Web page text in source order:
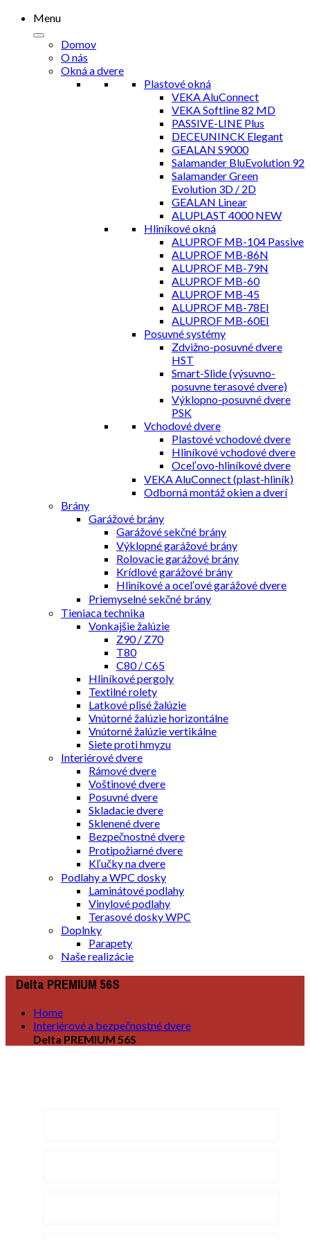
Menu
Domov
O nás
Okná a dvere
Plastové okná
VEKA AluConnect
VEKA Softline 82 MD
PASSIVE-LINE Plus
DECEUNINCK Elegant
GEALAN S9000
Salamander BluEvolution 92
Salamander Green
Evolution 3D / 2D
GEALAN Linear
ALUPLAST 4000 NEW
Hliníkové okná
ALUPROF MB-104 Passive
ALUPROF MB-86N
ALUPROF MB-79N
ALUPROF MB-60
ALUPROF MB-45
ALUPROF MB-78EI
ALUPROF MB-60EI
Posuvné systémy
Zdvižno-posuvné dvere
HST
Smart-Slide (výsuvno-
posuvne terasové dvere)
Výklopno-posuvné dvere
PSK
Vchodové dvere
Plastové vchodové dvere
Hliníkové vchodové dvere
Oceľovo-hliníkové dvere
VEKA AluConnect (plast-hliník)
Odborná montáž okien a dverí
Brány
Garážové brány
Garážové sekčné brány
Výklopné garážové brány
Rolovacie garážové brány
Krídlové garážové brány
Hliníkové a oceľové garážové dvere
Priemyselné sekčné brány
Tieniaca technika
Vonkajšie žalúzie
Z90 / Z70
T80
C80 / C65
Hliníkové pergoly
Textilné rolety
Latkové plisé žalúzie
Vnútorné žalúzie horizontálne
Vnútorné žalúzie vertikálne
Siete proti hmyzu
Interiérové dvere
Rámové dvere
Voštinové dvere
Posuvné dvere
Skladacie dvere
Sklenené dvere
Bezpečnostné dvere
Protipožiarné dvere
Kľučky na dvere
Podlahy a WPC dosky
Laminátové podlahy
Vinylové podlahy
Terasové dosky WPC
Doplnky
Parapety
Naše realizácie
Delta PREMIUM 56S
Home
Interiérové a bezpečnostné dvere
Delta PREMIUM 56S